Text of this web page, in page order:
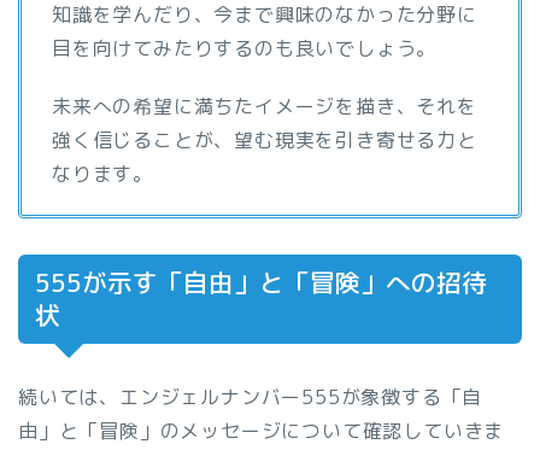
知識を学んだり、今まで興味のなかった分野に
目を向けてみたりするのも良いでしょう。
未来への希望に満ちたイメージを描き、それを
強く信じることが、望む現実を引き寄せる力と
なります。
555が示す「自由」と「冒険」への招待
状
続いては、エンジェルナンバー555が象徴する「自
由」と「冒険」のメッセージについて確認していきま